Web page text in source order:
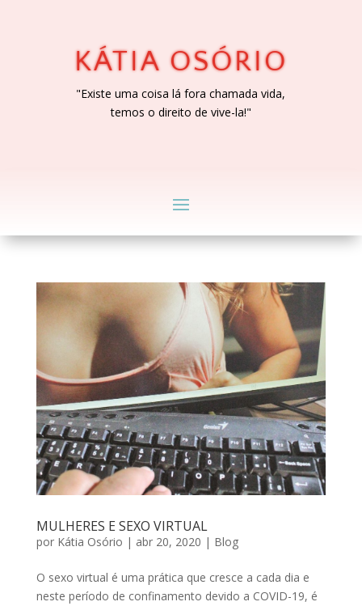
KÁTIA OSÓRIO
"Existe uma coisa lá fora chamada vida,
temos o direito de vive-la!"
MULHERES E SEXO VIRTUAL
por Kátia Osório | abr 20, 2020 | Blog
O sexo virtual é uma prática que cresce a cada dia e
neste período de confinamento devido a COVID-19, é